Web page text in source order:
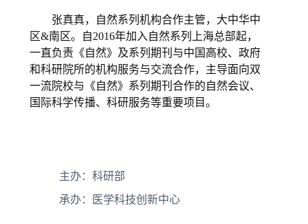
张真真，自然系列机构合作主管，大中华中
区&南区。自2016年加入自然系列上海总部起，
一直负责《自然》及系列期刊与中国高校、政府
和科研院所的机构服务与交流合作，主导面向双
一流院校与《自然》系列期刊合作的自然会议、
国际科学传播、科研服务等重要项目。
主办：科研部
承办：医学科技创新中心